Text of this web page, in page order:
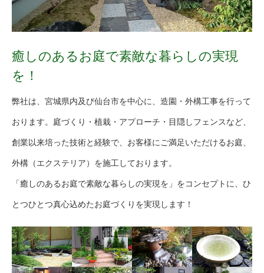
癒しのあるお庭で素敵な暮らしの実現
を！
弊社は、宮城県内及び仙台市を中心に、造園・外構工事を行って
おります。庭づくり・植栽・アプローチ・目隠しフェンスなど、
創業以来培った技術と経験で、お客様にご満足いただけるお庭、
外構（エクステリア）を施工しております。
「癒しのあるお庭で素敵な暮らしの実現を」をコンセプトに、ひ
とつひとつ真心込めたお庭づくりを実現します！